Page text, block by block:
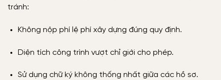
tránh:
Không nộp phí lệ phí xây dựng đúng quy định.
Diện tích công trình vượt chỉ giới cho phép.
Sử dụng chữ ký không thống nhất giữa các hồ sơ.